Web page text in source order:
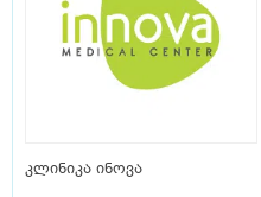
კლინიკა ინოვა